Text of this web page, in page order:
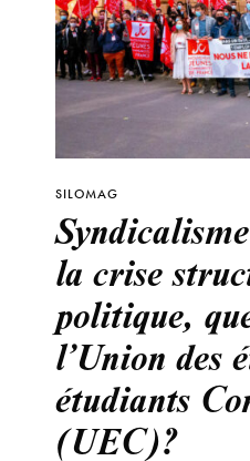
SILOMAG
la crise
politique,
l’Union des
étudiants
(UEC)?